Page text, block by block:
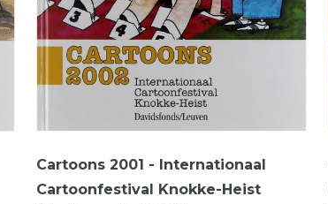
Cartoons 2001 - Internationaal
Cartoonfestival Knokke-Heist